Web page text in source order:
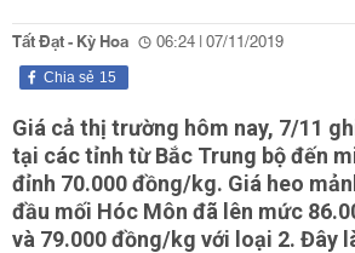
Tất Đạt - Kỳ Hoa 06:24 | 07/11/2019
15
Chia sẻ
Giá cả thị trường hôm nay, 7/11
tại các tỉnh từ Bắc Trung bộ đến
đỉnh 70.000 đồng/kg. Giá heo
đầu mối Hóc Môn đã lên mức
và 79.000 đồng/kg với loại 2. Đây